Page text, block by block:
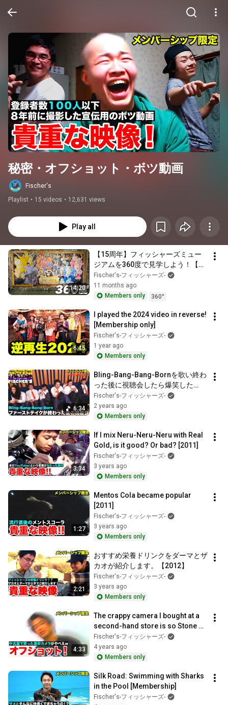
秘密・オフショット・ボツ動画
Fischer's
Playlist • 15 videos • 12,631 views
Play all
14:20
【15周年】フィッシャーズミュー
ジアムを360度で見学しよう！【メ
ンバーシップ】
Fischer's-フィッシャーズ-
11 months ago
Members only
360°
6:45
I played the 2024 video in reverse!
[Membership only]
Fischer's-フィッシャーズ-
1 year ago
Members only
6:34
Bling-Bang-Bang-Bornを歌い終わ
った後に視聴会したら爆笑した
www
Fischer's-フィッシャーズ-
2 years ago
Members only
3:34
If I mix Neru-Neru-Neru with Real
Gold, is it good? Or bad? [2011]
Fischer's-フィッシャーズ-
3 years ago
Members only
1:27
Mentos Cola became popular
[2011]
Fischer's-フィッシャーズ-
3 years ago
Members only
2:21
おすすめ栄養ドリンクをダーマとザ
カオが紹介します。【2012】
Fischer's-フィッシャーズ-
3 years ago
Members only
4:33
The crappy camera I bought at a
second-hand store is so Stone
Age lol [Membership]
Fischer's-フィッシャーズ-
4 years ago
Members only
Silk Road: Swimming with Sharks
in the Pool [Membership]
Fischer's-フィッシャーズ-